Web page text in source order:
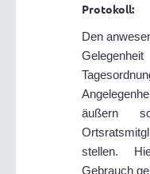
Protokoll:
Den
äußern
stellen.
Gebrauch